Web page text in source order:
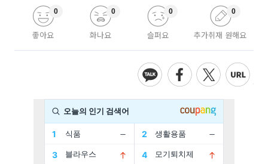
좋아요
0
화나요
0
슬퍼요
0
추가취재 원해요
0